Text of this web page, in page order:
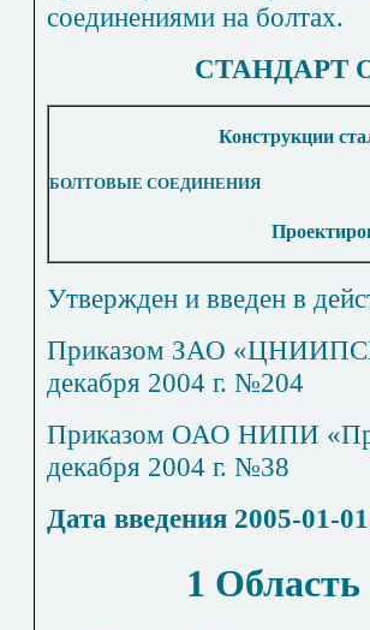
соединениями на болтах.
СТАНДАРТ
Конструкции
БОЛТОВЫЕ СОЕДИНЕНИЯ
Утвержден и введен в
Приказом ЗАО
декабря 2004 г. №204
Приказом ОАО НИПИ
декабря 2004 г. №38
Дата введения 2005-01-01
1